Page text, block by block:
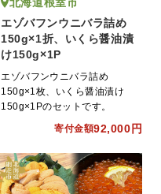
エゾバフンウニバラ詰め
150g×1折、いくら醤油漬
け150g×1P
エゾバフンウニバラ詰め
150g×1枚、いくら醤油漬け
150g×1Pのセットです。
寄付金額92,000円